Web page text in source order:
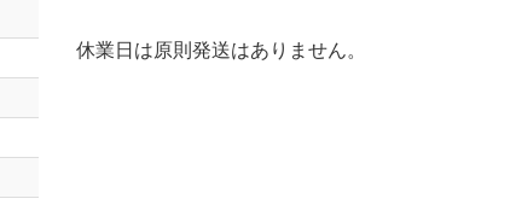
休業日は原則発送はありません。